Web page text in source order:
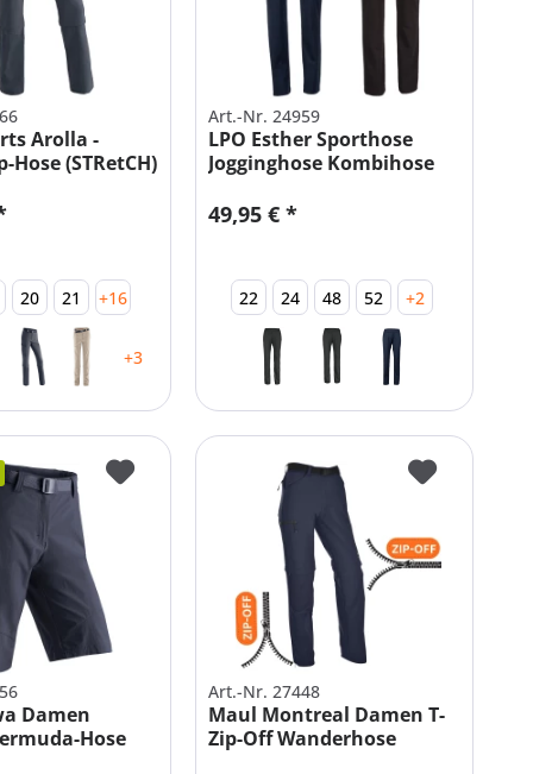
Arolla -
Hose (STRetCH)
20 21 +16
+3
Art.-Nr. 24959
LPO Esther Sporthose
Jogginghose Kombihose
49,95 € *
22 24 48 52 +2
Damen
Hose
Art.-Nr. 27448
Maul Montreal Damen T-
Zip-Off Wanderhose